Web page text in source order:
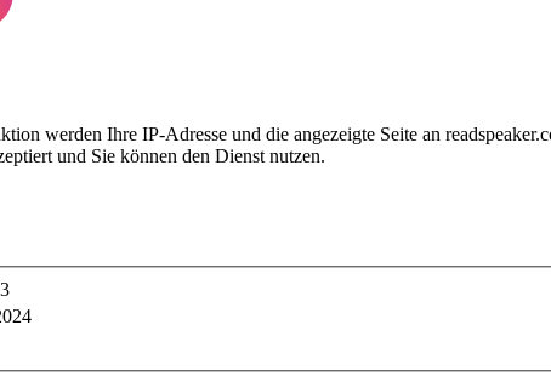
werden Ihre IP-Adresse und die angezeigte Seite an
und Sie können den Dienst nutzen.